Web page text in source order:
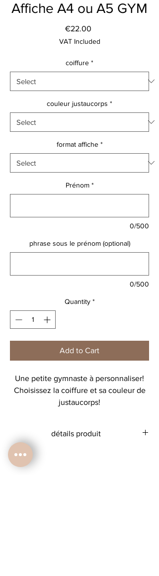
Affiche A4 ou A5 GYM
€22.00
VAT Included
coiffure *
couleur justaucorps *
format affiche *
Prénom *
0/500
phrase sous le prénom (optional)
0/500
Quantity *
Add to Cart
Une petite gymnaste à personnaliser!
Choisissez la coiffure et sa couleur de
justaucorps!
détails produit